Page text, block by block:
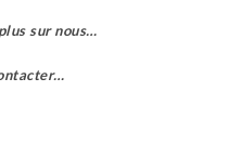
sur nous…